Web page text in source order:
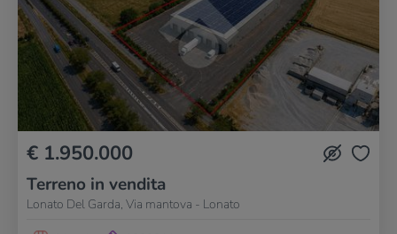
€ 1.950.000
Terreno in vendita
Lonato Del Garda, Via mantova - Lonato